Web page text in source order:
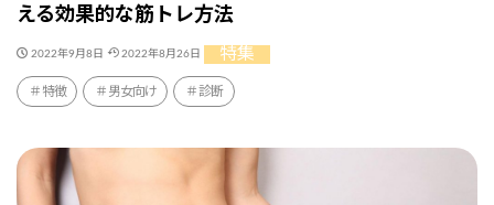
える効果的な筋トレ方法
2022年9月8日 2022年8月26日 特集
特徴 男女向け 診断